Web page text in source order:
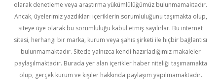
olarak denetleme veya araştırma yükümlülüğümüz bulunmamaktadır.
Ancak, üyelerimiz yazdıkları içeriklerin sorumluluğunu taşımakta olup,
siteye üye olarak bu sorumluluğu kabul etmiş sayılırlar. Bu internet
sitesi, herhangi bir marka, kurum veya şahıs şirketi ile hiçbir bağlantısı
bulunmamaktadır. Sitede yalnızca kendi hazırladığımız makaleler
paylaşılmaktadır. Burada yer alan içerikler haber niteliği taşımamakta
olup, gerçek kurum ve kişiler hakkında paylaşım yapılmamaktadır.